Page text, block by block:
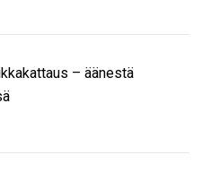
– äänestä